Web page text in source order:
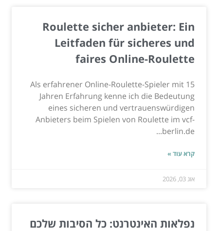
Roulette sicher anbieter: Ein
Leitfaden für sicheres und
faires Online-Roulette
Als erfahrener Online-Roulette-Spieler mit 15
Jahren Erfahrung kenne ich die Bedeutung
eines sicheren und vertrauenswürdigen
Anbieters beim Spielen von Roulette im vcf-
berlin.de...
קרא עוד »
אוג 03, 2026
נפלאות האינטרנט: כל הסיבות שלכם